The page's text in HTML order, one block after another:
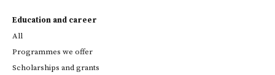
Education and career
All
Programmes we offer
Scholarships and grants